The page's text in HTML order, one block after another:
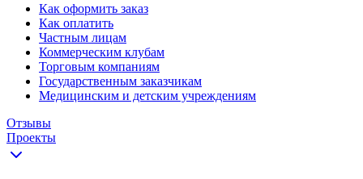
Как оформить заказ
Как оплатить
Частным лицам
Коммерческим клубам
Торговым компаниям
Государственным заказчикам
Медицинским и детским учреждениям
Отзывы
Проекты